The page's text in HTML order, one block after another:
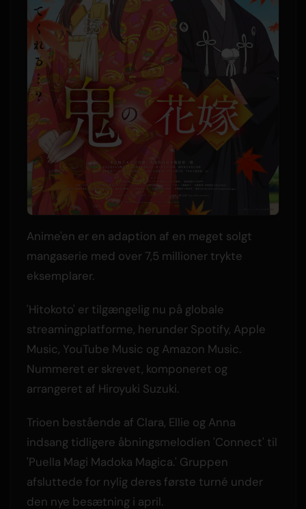
Anime'en er en adaption af en meget solgt
mangaserie med over 7,5 millioner trykte
eksemplarer.
'Hitokoto' er tilgængelig nu på globale
streamingplatforme, herunder Spotify, Apple
Music, YouTube Music og Amazon Music.
Nummeret er skrevet, komponeret og
arrangeret af Hiroyuki Suzuki.
Trioen bestående af Clara, Ellie og Anna
indsang tidligere åbningsmelodien 'Connect' til
'Puella Magi Madoka Magica.' Gruppen
afsluttede for nylig deres første turné under
den nye besætning i april.